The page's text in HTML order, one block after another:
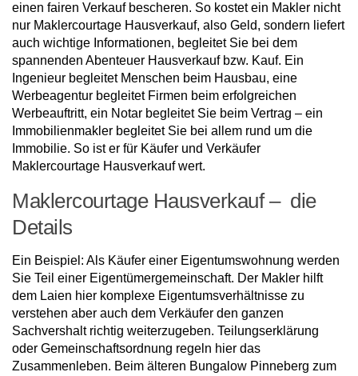
einen fairen Verkauf bescheren. So kostet ein Makler nicht
nur Maklercourtage Hausverkauf, also Geld, sondern liefert
auch wichtige Informationen, begleitet Sie bei dem
spannenden Abenteuer Hausverkauf bzw. Kauf. Ein
Ingenieur begleitet Menschen beim Hausbau, eine
Werbeagentur begleitet Firmen beim erfolgreichen
Werbeauftritt, ein Notar begleitet Sie beim Vertrag – ein
Immobilienmakler begleitet Sie bei allem rund um die
Immobilie. So ist er für Käufer und Verkäufer
Maklercourtage Hausverkauf wert.
Maklercourtage Hausverkauf – die
Details
Ein Beispiel: Als Käufer einer Eigentumswohnung werden
Sie Teil einer Eigentümergemeinschaft. Der Makler hilft
dem Laien hier komplexe Eigentumsverhältnisse zu
verstehen aber auch dem Verkäufer den ganzen
Sachvershalt richtig weiterzugeben. Teilungserklärung
oder Gemeinschaftsordnung regeln hier das
Zusammenleben. Beim älteren Bungalow Pinneberg zum